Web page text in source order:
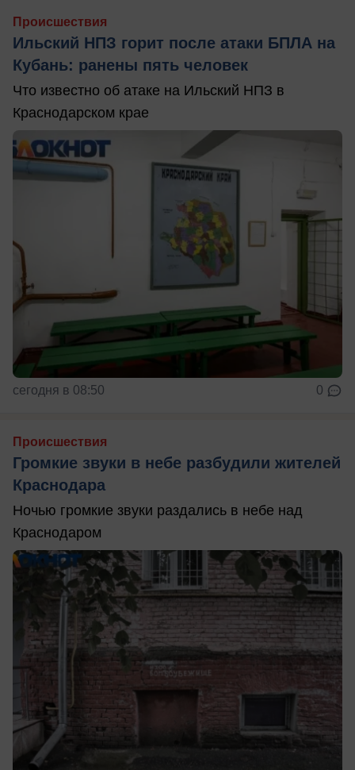
Происшествия
Ильский НПЗ горит после атаки БПЛА на
Кубань: ранены пять человек
Что известно об атаке на Ильский НПЗ в
Краснодарском крае
сегодня в 08:50 0
Происшествия
Громкие звуки в небе разбудили жителей
Краснодара
Ночью громкие звуки раздались в небе над
Краснодаром